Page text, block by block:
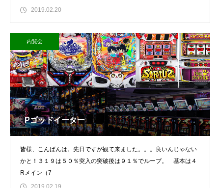
2019.02.20
内覧会
Pゴッドイーター
皆様、こんばんは。先日ですが観て来ました。。。良いんじゃない
かと！３１９は５０％突入の突破後は９１％でループ。 基本は４
Rメイン（7
2019.02.19